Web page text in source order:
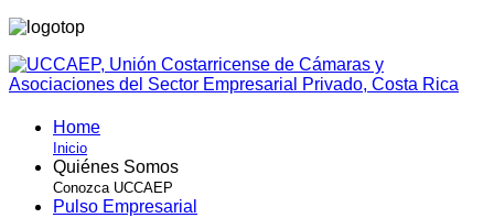
Home
Inicio
Quiénes Somos
Conozca UCCAEP
Pulso Empresarial